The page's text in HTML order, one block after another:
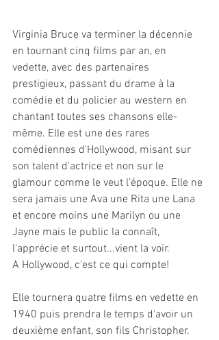
Virginia Bruce va terminer la décennie
en tournant cinq films par an, en
vedette, avec des partenaires
prestigieux, passant du drame à la
comédie et du policier au western en
chantant toutes ses chansons elle-
même. Elle est une des rares
comédiennes d'Hollywood, misant sur
son talent d'actrice et non sur le
glamour comme le veut l'époque. Elle ne
sera jamais une Ava une Rita une Lana
et encore moins une Marilyn ou une
Jayne mais le public la connaît,
l'apprécie et surtout...vient la voir.
A Hollywood, c'est ce qui compte!
Elle tournera quatre films en vedette en
1940 puis prendra le temps d'avoir un
deuxième enfant, son fils Christopher.